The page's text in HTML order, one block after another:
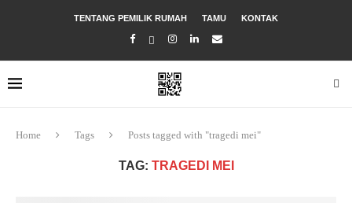
TENTANG PEMILIK RUMAH TAMU KONTAK
Home Tags Posts tagged with "tragedi mei"
TAG: TRAGEDI MEI